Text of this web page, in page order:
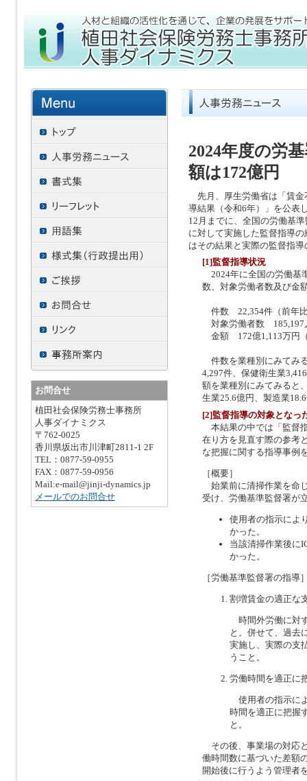
2024年度の労
額は172億円
先月、厚生労働省は「賃金
導結果（令和6年）」を公表
12月までに、全国の労働基
に対して実施した監督指導
はその結果と実際の監督指
[1]監督指導状況
2024年に全国の労働基
数、対象労働者数及び金
件数 22,354件（前年
対象労働者数 185,197
金額 172億1,113万円
件数を業種別にみてみ
4,297件、保健衛生業
額を業種別にみてみると
生業25.6億円、製造業
[2]監督指導の対象となっ
本結果の中では「監督
在り方を見直す際の参考
な把握に関する指導事例
［概要］
始業前に清掃作業を命
受け、労働基準監督署が
使用者の指示によ
かった。
当該清掃作業後に
かった。
［労働基準監督署の指導
割増賃金の適正な
時間外労働に対
と。併せて、過去
実施し、実際の支
うこと。
労働時間を適正に
使用者の指示に
時間を適正に把握
と。
その後、事業場の対応
働時間数に基づいた差額
開始後に行うよう管理者
お問合せ
植田社会保険労務士事務所
人事ダイナミクス
〒762-0025
香川県坂出市川津町2811-1 2F
TEL：0877-59-0955
FAX：0877-59-0956
Mail:e-mail@jinji-dynamics.jp
メールでのお問合せ